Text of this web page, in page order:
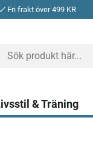
Fri frakt över 499 KR
& Träning